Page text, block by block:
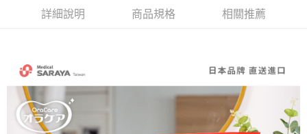
每筆NT$60
萊爾富取貨付款
每筆NT$60
付款後萊爾富取貨
詳細說明 商品規格 相關推薦